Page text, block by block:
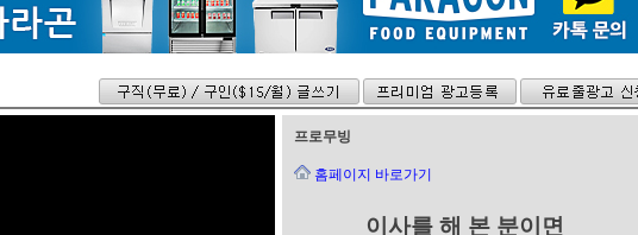
프로무빙
홈페이지 바로가기
이사를 해 본 분이면